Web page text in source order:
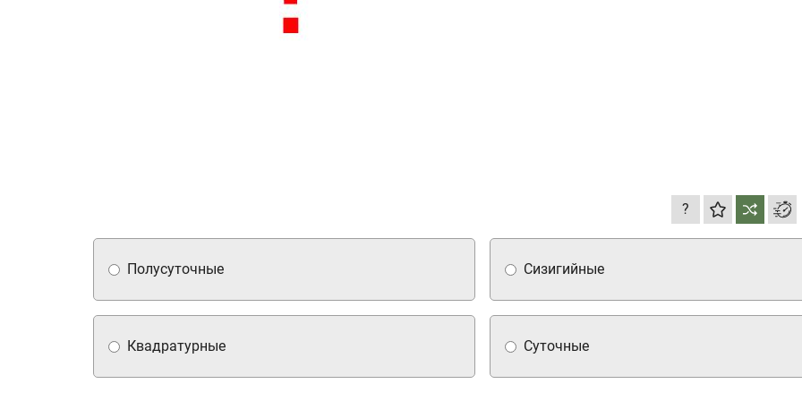
?
Полусуточные
Суточные
Сизигийные
Квадратурные